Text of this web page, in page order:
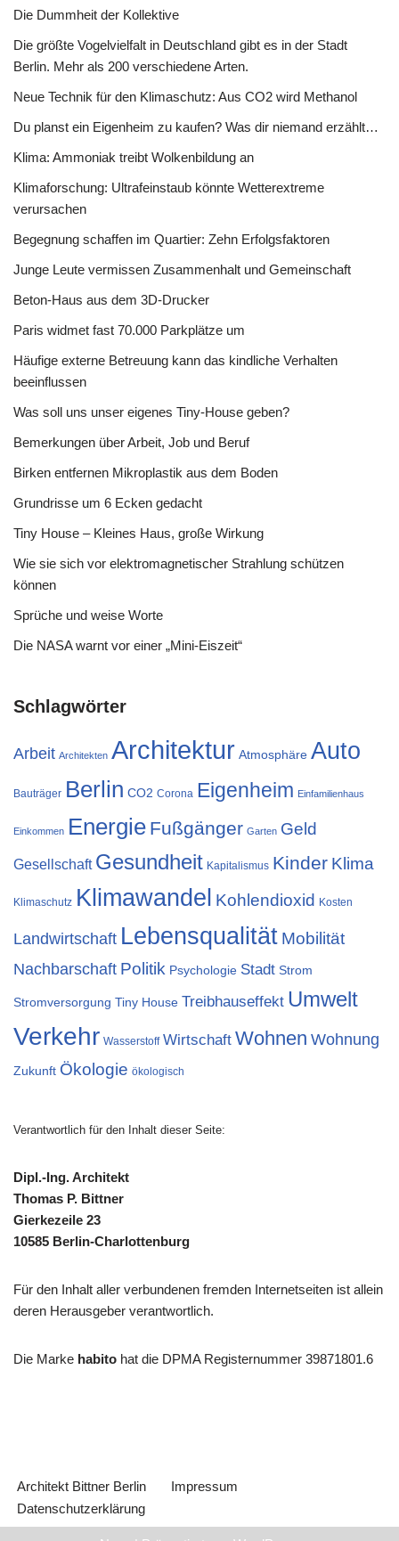
Die Dummheit der Kollektive
Die größte Vogelvielfalt in Deutschland gibt es in der Stadt
Berlin. Mehr als 200 verschiedene Arten.
Neue Technik für den Klimaschutz: Aus CO2 wird Methanol
Du planst ein Eigenheim zu kaufen? Was dir niemand erzählt…
Klima: Ammoniak treibt Wolkenbildung an
Klimaforschung: Ultrafeinstaub könnte Wetterextreme
verursachen
Begegnung schaffen im Quartier: Zehn Erfolgsfaktoren
Junge Leute vermissen Zusammenhalt und Gemeinschaft
Beton-Haus aus dem 3D-Drucker
Paris widmet fast 70.000 Parkplätze um
Häufige externe Betreuung kann das kindliche Verhalten
beeinflussen
Was soll uns unser eigenes Tiny-House geben?
Bemerkungen über Arbeit, Job und Beruf
Birken entfernen Mikroplastik aus dem Boden
Grundrisse um 6 Ecken gedacht
Tiny House – Kleines Haus, große Wirkung
Wie sie sich vor elektromagnetischer Strahlung schützen
können
Sprüche und weise Worte
Die NASA warnt vor einer „Mini-Eiszeit“
Schlagwörter
Arbeit Architekten Architektur Atmosphäre Auto
Bauträger Berlin CO2 Corona Eigenheim Einfamilienhaus
Einkommen Energie Fußgänger Garten Geld
Gesellschaft Gesundheit Kapitalismus Kinder Klima
Klimaschutz Klimawandel Kohlendioxid Kosten
Landwirtschaft Lebensqualität Mobilität
Nachbarschaft Politik Psychologie Stadt Strom
Stromversorgung Tiny House Treibhauseffekt Umwelt
Verkehr Wasserstoff Wirtschaft Wohnen Wohnung
Zukunft Ökologie ökologisch
Verantwortlich für den Inhalt dieser Seite:
Dipl.-Ing. Architekt
Thomas P. Bittner
Gierkezeile 23
10585 Berlin-Charlottenburg
Für den Inhalt aller verbundenen fremden Internetseiten ist allein
deren Herausgeber verantwortlich.
Die Marke habito hat die DPMA Registernummer 39871801.6
Architekt Bittner Berlin
Impressum
Datenschutzerklärung